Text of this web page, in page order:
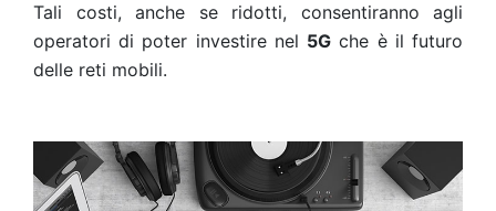
Tali costi, anche se ridotti, consentiranno agli
operatori di poter investire nel 5G che è il futuro
delle reti mobili.